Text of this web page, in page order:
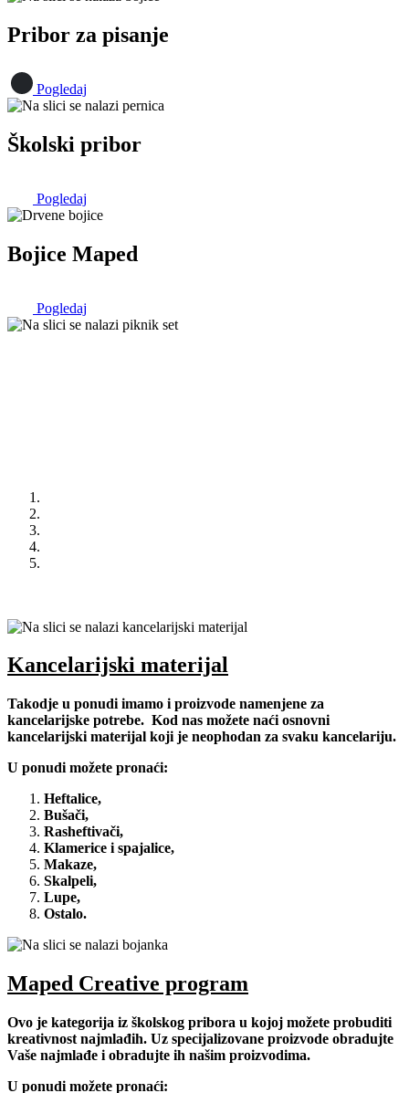
Pribor za pisanje
Pogledaj
Školski pribor
Pogledaj
Bojice Maped
Pogledaj
Kancelarijski materijal
Takodje u ponudi imamo i proizvode namenjene za
kancelarijske potrebe. Kod nas možete naći osnovni
kancelarijski materijal koji je neophodan za svaku kancelariju.
U ponudi možete pronaći:
Heftalice,
Bušači,
Rasheftivači,
Klamerice i spajalice,
Makaze,
Skalpeli,
Lupe,
Ostalo.
Maped Creative program
Ovo je kategorija iz školskog pribora u kojoj možete probuditi
kreativnost najmlađih. Uz specijalizovane proizvode obradujte
Vaše najmlađe i obradujte ih našim proizvodima.
U ponudi možete pronaći: